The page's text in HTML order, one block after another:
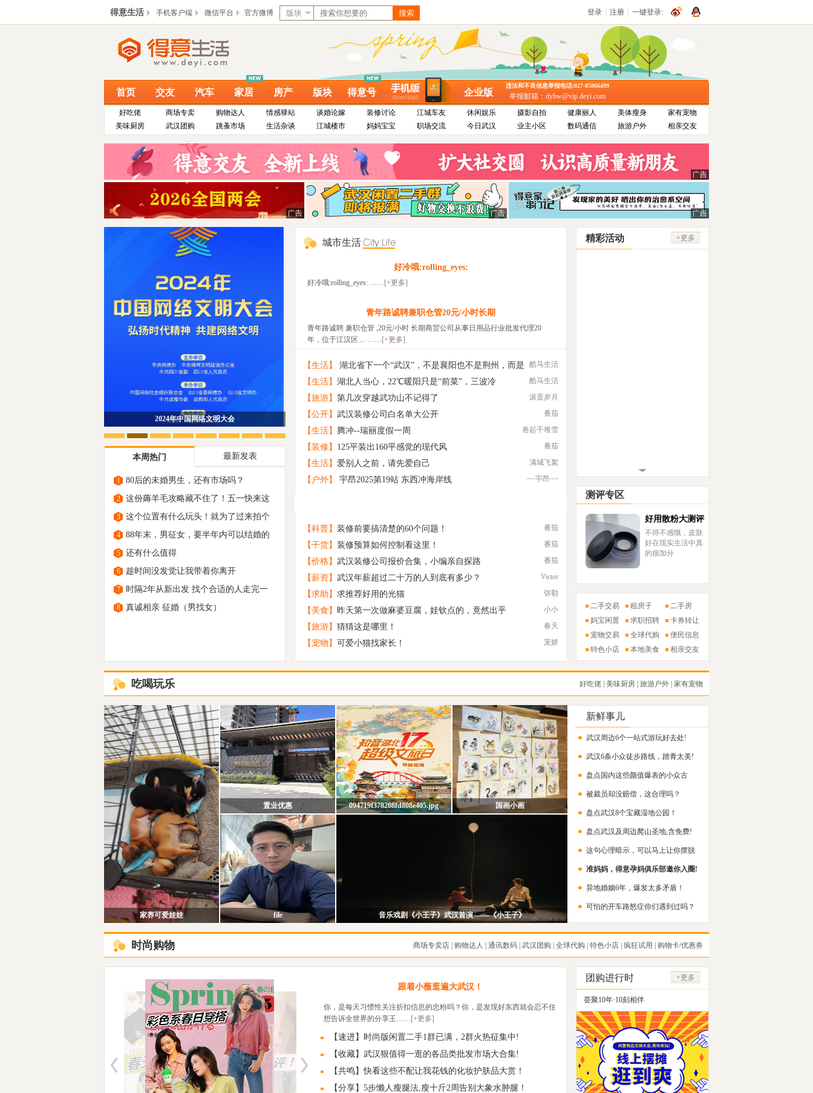
得意生活 手机客户端 微信平台 官方微博 版块 搜索 登录 | 注册 | 一键登录:
首页 交友 汽车 家居 房产 版块 得意号 企业版
违法和不良信息举报电话:027-85866499
举报邮箱：dybw@vip.deyi.com
好吃佬
商场专卖 购物达人 情感驿站 谈婚论嫁 装修讨论 江城车友 休闲娱乐 摄影自拍 健康丽人 美体瘦身
家有宠物
美味厨房
武汉团购 跳蚤市场 生活杂谈 江城楼市 妈妈宝宝 职场交流 今日武汉 业主小区 数码通信 旅游户外 相亲交友
2024年中国网络文明大会 趁时间没发觉让我带着你离开
本周热门 最新发表
1 80后的未婚男生，还有市场吗？
2
这份薅羊毛攻略藏不住了！五一快来这
里“原
3 这个位置有什么玩头！就为了过来拍个
4 88年末，男征女，要半年内可以结婚的
5 还有什么值得
6 趁时间没发觉让我带着你离开
7 时隔2年从新出发 找个合适的人走完一
8 真诚相亲 征婚（男找女）
诚意相亲交友
原创 禅虚梦
原创 浓碧禅堂
原创 深山小寺
趁时间没发觉让我带着你离开
88年末，男征女，要半年内可以结婚的
真诚相亲 征婚（男找女）
城市生活
好冷哦:rolling_eyes:
好冷哦:rolling_eyes: …… [+更多]
青年路诚聘兼职仓管20元/小时长期
青年路诚聘 兼职仓管 ,20元/小时 长期商贸公司从事日用品行业批发代理20
年，位于江汉区 ... …… [+更多]
酷马生活
【生活】
湖北省下一个“武汉”，不是襄阳也不是荆州，而是
这座低调的城市
酷马生活
【生活】 湖北人当心，22℃暖阳只是“前菜”，三波冷
滚蛋岁月
【旅游】 第几次穿越武功山不记得了
番茄
【公开】 武汉装修公司白名单大公开
卷起千堆雪
【生活】 腾冲--瑞丽度假一周
番茄
【装修】 125平装出160平感觉的现代风
满城飞絮
【生活】 爱别人之前，请先爱自己
~~宇昂~~
【户外】 宇昂2025第19站 东西冲海岸线
番茄
【科普】 装修前要搞清楚的60个问题！
番茄
【干货】 装修预算如何控制看这里！
番茄
【价格】 武汉装修公司报价合集，小编亲自探路
Victor
【薪资】 武汉年薪超过二十万的人到底有多少？
弥勒
【求助】 求推荐好用的光猫
小小
【美食】 昨天第一次做麻婆豆腐，娃钦点的，竟然出乎
春天
【旅游】 猜猜这是哪里！
宠娇
【宠物】 可爱小猫找家长！
精彩活动 +更多
测评专区
好用散粉大测评
不得不感慨，皮肤
好在现实生活中真
的很加分
二手交易 租房子
二手房
妈宝闲置
求职招聘
卡券转让
宠物交易
全球代购
便民信息
特色小店
本地美食 相亲交友
吃喝玩乐 好吃佬 美味厨房 旅游户外 家有宠物
家养可爱娃娃
置业优惠 094719f378208fd808e405.jpg 国画小画
file 音乐戏剧《小王子》武汉首演 ——《小王子》
新鲜事儿
武汉周边6个一站式游玩好去处!
武汉6条小众徒步路线，踏青太美!
盘点国内这些颜值爆表的小众古
镇！被裁员却没赔偿，这合理吗？
盘点武汉8个宝藏湿地公园！
盘点武汉及周边爬山圣地,含免费!
这句心理暗示，可以马上让你摆脱
内耗！
准妈妈，得意孕妈俱乐部邀你入圈!
异地婚姻6年，爆发太多矛盾！
可怕的开车路怒症你们遇到过吗？
时尚购物 商场专卖店 购物达人 通讯数码 武汉团购 全球代购 特色小店 疯狂试用 购物卡/优惠券
跟着小薇逛遍大武汉！
你，是每天习惯性关注折扣信息的忠粉吗？你，是发现好东西就会忍不住
想告诉全世界的分享王…… [+更多]
【速进】时尚版闲置二手1群已满，2群火热征集中!
【收藏】武汉狠值得一逛的各品类批发市场大合集!
【共鸣】快看这些不配让我花钱的化妆护肤品大赏！
【分享】5步懒人瘦腿法,瘦十斤2周告别大象水肿腿！
团购进行时 +更多
荟聚10年·10刻相伴
武汉二手闲置群招募中